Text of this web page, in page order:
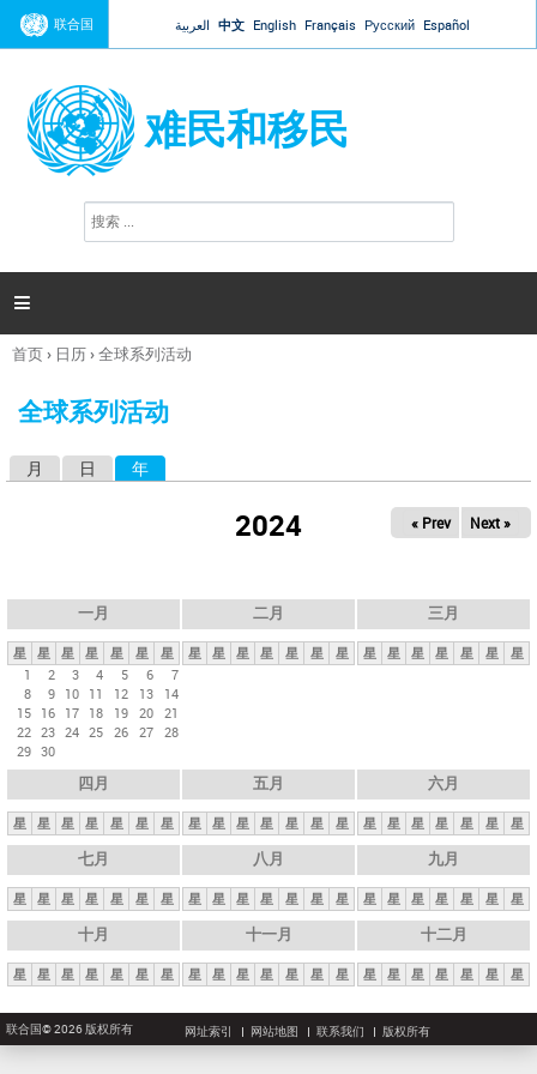
Jump to navigation
联合国 العربية 中文 English Français Русский Español
难民和移民
搜
索

你
这
首页› 日历›全球系列活动
全球系列活动
月 日 年
2024 « Prev Next »
一月
星 星 星 星 星 星
星
1
2 3 4 5 6
7
8
9 10 11 12 13
14
15 16 17 18 19 20 21
22 23 24 25 26 27 28
29 30
二月
星 星 星 星 星 星 星
三月
星 星 星 星 星 星 星
四月
星 星 星 星 星 星 星
五月
星 星 星 星 星 星 星
六月
星 星 星 星 星 星 星
七月
星 星 星 星 星 星 星
八月
星 星 星 星 星 星 星
九月
星 星 星 星 星 星 星
十月
星 星 星 星 星 星 星
十一月
星 星 星 星 星 星 星
十二月
星 星 星 星 星 星 星
联合国© 2026 版权所有 网址索引 网站地图 联系我们 版权所有